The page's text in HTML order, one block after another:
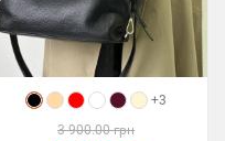
+3
3 900.00 грн